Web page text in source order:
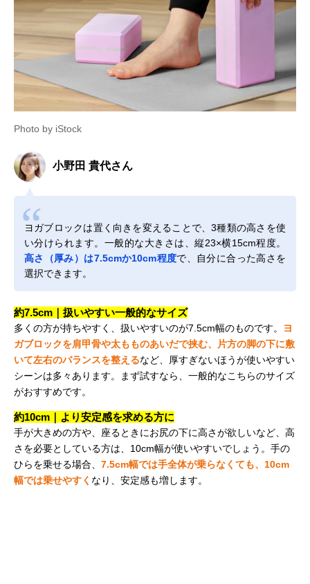
Photo by iStock
小野田 貴代さん
ヨガブロックは置く向きを変えることで、3種類の高さを使
い分けられます。一般的な大きさは、縦23×横15cm程度。
高さ（厚み）は7.5cmか10cm程度で、自分に合った高さを
選択できます。
約7.5cm｜扱いやすい一般的なサイズ
多くの方が持ちやすく、扱いやすいのが7.5cm幅のものです。
ヨ
ガブロックを肩甲骨や太もものあいだで挟む、片方の脚の下に敷
いて左右のバランスを整えるなど、厚すぎないほうが使いやすい
シーンは多々あります。まず試すなら、一般的なこちらのサイズ
がおすすめです。
約10cm｜より安定感を求める方に
手が大きめの方や、座るときにお尻の下に高さが欲しいなど、高
さを必要としている方は、10cm幅が使いやすいでしょう。手の
ひらを乗せる場合、 7.5cm幅では手全体が乗らなくても、10cm
幅では乗せやすく なり、安定感も増します。